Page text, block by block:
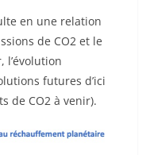
en une relation
de CO2 et le
l’évolution
futures d’ici
de CO2 à venir).